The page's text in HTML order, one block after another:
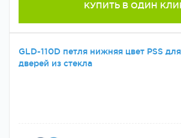
КУПИТЬ В ОДИН
GLD-110D петля нижняя цвет PSS
дверей из стекла